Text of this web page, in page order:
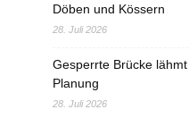
Döben und Kössern
28. Juli 2026
Gesperrte Brücke
Planung
28. Juli 2026